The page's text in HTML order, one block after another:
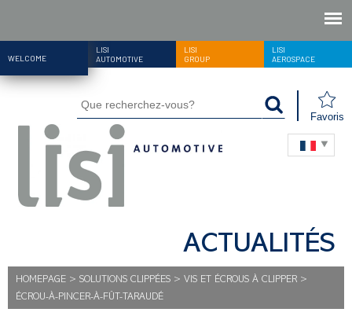
WELCOME
LISI
AUTOMOTIVE
LISI
GROUP
LISI
AEROSPACE
Favoris
ACTUALITÉS
HOMEPAGE > SOLUTIONS CLIPPÉES > VIS ET ÉCROUS À CLIPPER >
ÉCROU-À-PINCER-À-FÛT-TARAUDÉ